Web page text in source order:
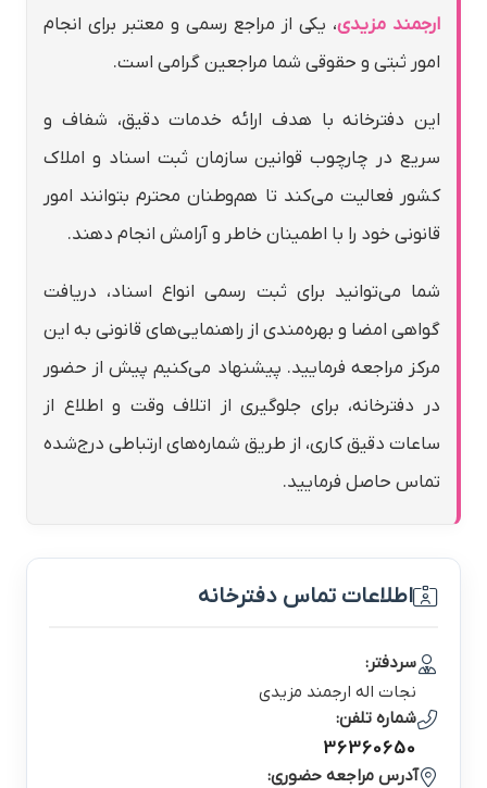
ارجمند مزيدي، یکی از مراجع رسمی و معتبر برای انجام
امور ثبتی و حقوقی شما مراجعین گرامی است.
این دفترخانه با هدف ارائه خدمات دقیق، شفاف و
سریع در چارچوب قوانین سازمان ثبت اسناد و املاک
کشور فعالیت می‌کند تا هم‌وطنان محترم بتوانند امور
قانونی خود را با اطمینان خاطر و آرامش انجام دهند.
شما می‌توانید برای ثبت رسمی انواع اسناد، دریافت
گواهی امضا و بهره‌مندی از راهنمایی‌های قانونی به این
مرکز مراجعه فرمایید. پیشنهاد می‌کنیم پیش از حضور
در دفترخانه، برای جلوگیری از اتلاف وقت و اطلاع از
ساعات دقیق کاری، از طریق شماره‌های ارتباطی درج‌شده
تماس حاصل فرمایید.
اطلاعات تماس دفترخانه
سردفتر:
نجات اله ارجمند مزيدي
شماره تلفن:
36360650
آدرس مراجعه حضوری: